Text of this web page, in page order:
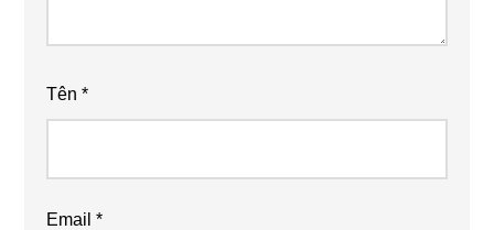
Tên*
Email*